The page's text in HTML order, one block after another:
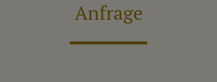
Anfrage